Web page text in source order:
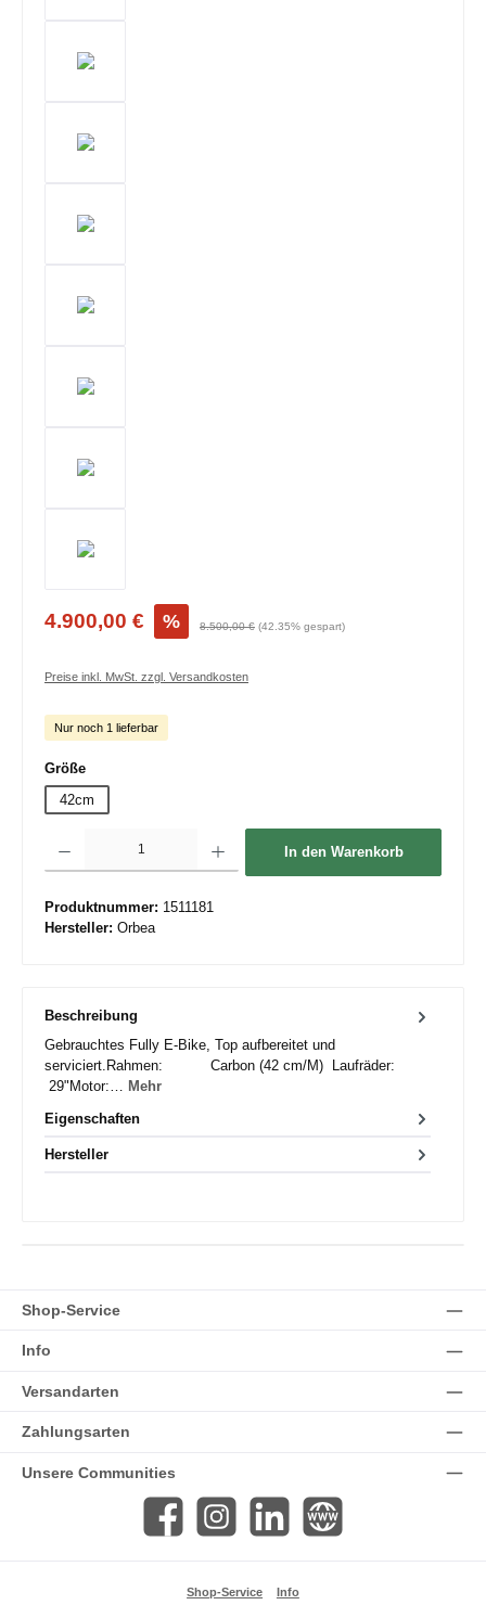
4.900,00 € % 8.500,00 € (42.35% gespart)
Preise inkl. MwSt. zzgl. Versandkosten
Nur noch 1 lieferbar
Größeauswählen
42cm
In den Warenkorb
Produktnummer: 1511181
Hersteller: Orbea
Beschreibung
Gebrauchtes Fully E-Bike, Top aufbereitet und
serviciert.Rahmen: Carbon (42 cm/M) Laufräder:
29"Motor:…
Mehr
Eigenschaften
Hersteller
Shop-Service
Info
Versandarten
Zahlungsarten
Unsere Communities
Facebook Instagram Website
Shop-Service Info